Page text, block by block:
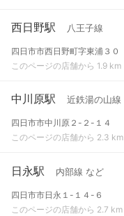
西日野駅 八王子線
四日市市西日野町字東浦３０
このページの店舗から 1.9 km
中川原駅 近鉄湯の山線
四日市市中川原２-２-１４
このページの店舗から 2.3 km
日永駅 内部線 など
四日市市日永１-１４-６
このページの店舗から 2.7 km